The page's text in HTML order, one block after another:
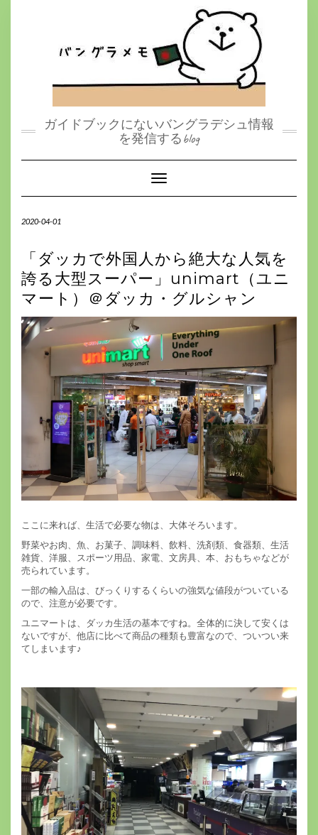
ガイドブックにないバングラデシュ情報
を発信するblog
Toggle Navigation
2020-04-01
「ダッカで外国人から絶大な人気を
誇る大型スーパー」unimart（ユニ
マート）＠ダッカ・グルシャン
ここに来れば、生活で必要な物は、大体そろいます。
野菜やお肉、魚、お菓子、調味料、飲料、洗剤類、食器類、生活
雑貨、洋服、スポーツ用品、家電、文房具、本、おもちゃなどが
売られています。
一部の輸入品は、びっくりするくらいの強気な値段がついている
ので、注意が必要です。
ユニマートは、ダッカ生活の基本ですね。全体的に決して安くは
ないですが、他店に比べて商品の種類も豊富なので、ついつい来
てしまいます♪